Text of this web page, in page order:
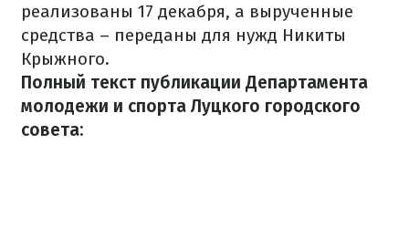
реализованы 17 декабря, а вырученные
средства – переданы для нужд Никиты
Крыжного.
Полный текст публикации Департамента
молодежи и спорта Луцкого городского
совета: